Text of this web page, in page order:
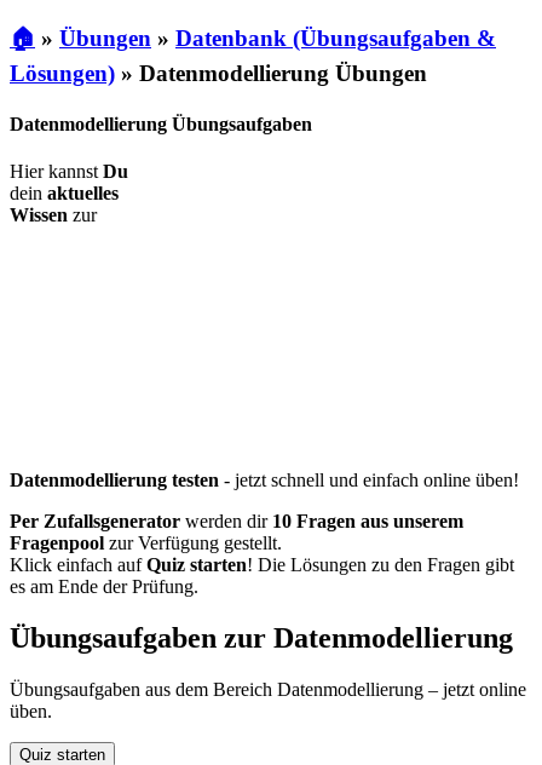
🏠 » Übungen » Datenbank (Übungsaufgaben &
Lösungen) » Datenmodellierung Übungen
Datenmodellierung Übungsaufgaben
Hier kannst Du
dein aktuelles
Wissen zur
Datenmodellierung testen - jetzt schnell und einfach online üben!
Per Zufallsgenerator werden dir 10 Fragen aus unserem
Fragenpool zur Verfügung gestellt.
Klick einfach aufQuiz starten! Die Lösungen zu den Fragen gibt
es am Ende der Prüfung.
Übungsaufgaben zur Datenmodellierung
Übungsaufgaben aus dem Bereich Datenmodellierung – jetzt online
üben.